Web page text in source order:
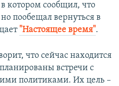
котором сообщил, что
пообещал вернуться в
"Настоящее время".
что сейчас находится
встречи с
политиками. Их цель –